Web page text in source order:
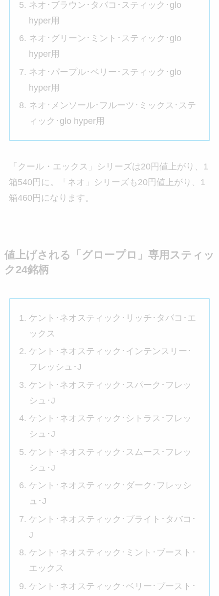
ネオ･ブラウン･タバコ･スティック･glo
hyper用
ネオ･グリーン･ミント･スティック･glo
hyper用
ネオ･パープル･ベリー･スティック･glo
hyper用
ネオ･メンソール･フルーツ･ミックス･ステ
ィック･glo hyper用
「クール・エックス」シリーズは20円値上がり、1
箱540円に。「ネオ」シリーズも20円値上がり、1
箱460円になります。
値上げされる「グロープロ」専用スティッ
ク24銘柄
ケント･ネオスティック･リッチ･タバコ･エ
ックス
ケント･ネオスティック･インテンスリー･
フレッシュ･J
ケント･ネオスティック･スパーク･フレッ
シュ･J
ケント･ネオスティック･シトラス･フレッ
シュ･J
ケント･ネオスティック･スムース･フレッ
シュ･J
ケント･ネオスティック･ダーク･フレッシ
ュ･J
ケント･ネオスティック･ブライト･タバコ･
J
ケント･ネオスティック･ミント･ブースト･
エックス
ケント･ネオスティック･ベリー･ブースト･